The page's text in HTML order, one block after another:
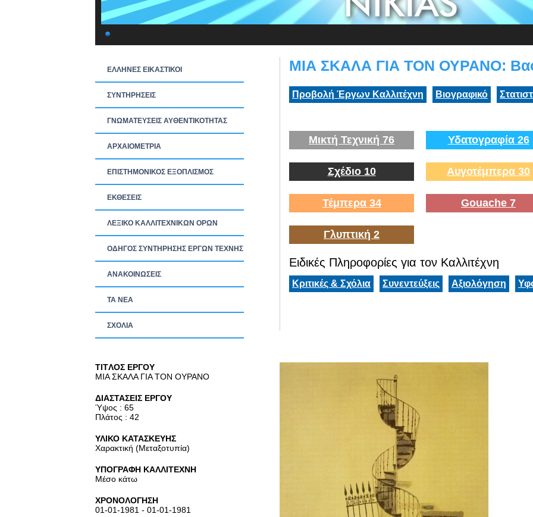
ΕΛΛΗΝΕΣ ΕΙΚΑΣΤΙΚΟΙ
ΣΥΝΤΗΡΗΣΕΙΣ
ΓΝΩΜΑΤΕΥΣΕΙΣ ΑΥΘΕΝΤΙΚΟΤΗΤΑΣ
ΑΡΧΑΙΟΜΕΤΡΙΑ
ΕΠΙΣΤΗΜΟΝΙΚΟΣ ΕΞΟΠΛΙΣΜΟΣ
ΕΚΘΕΣΕΙΣ
ΛΕΞΙΚΟ ΚΑΛΛΙΤΕΧΝΙΚΩΝ ΟΡΩΝ
ΟΔΗΓΟΣ ΣΥΝΤΗΡΗΣΗΣ ΕΡΓΩΝ ΤΕΧΝΗΣ
ΑΝΑΚΟΙΝΩΣΕΙΣ
ΤΑ ΝEΑ
ΣΧΟΛΙΑ
ΜΙΑ ΣΚΑΛΑ ΓΙΑ ΤΟΝ ΟΥΡΑΝΟ:
Προβολή Έργων Καλλιτέχνη Βιογραφικό
Μικτή Τεχνική 76 Υδατογραφία 26
Σχέδιο 10 Αυγοτέμπερα 30
Τέμπερα 34 Gouache 7
Γλυπτική 2
Ειδικές Πληροφορίες για τον Καλλιτέχνη
Κριτικές & Σχόλια Συνεντεύξεις Αξιολόγηση
TITΛΟΣ ΕΡΓΟΥ
ΜΙΑ ΣΚΑΛΑ ΓΙΑ ΤΟΝ ΟΥΡΑΝΟ
ΔΙΑΣΤΑΣΕΙΣ ΕΡΓΟΥ
Ύψος : 65
Πλάτος : 42
ΥΛΙΚΟ ΚΑΤΑΣΚΕΥΗΣ
Χαρακτική (Μεταξοτυπία)
ΥΠΟΓΡΑΦΗ ΚΑΛΛΙΤΕΧΝΗ
Μέσο κάτω
ΧΡΟΝΟΛΟΓΗΣΗ
01-01-1981 - 01-01-1981